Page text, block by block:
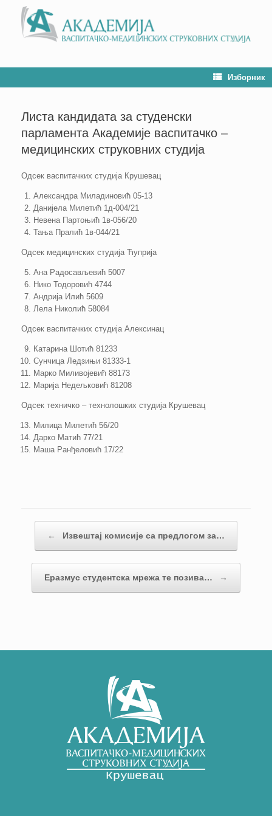
Изборник
Листа кандидата за студенски
парламента Академије васпитачко –
медицинских струковних студија
Одсек васпитачких студија Крушевац
Александра Миладиновић 05-13
Данијела Милетић 1д-004/21
Невена Партоњић 1в-056/20
Тања Пралић 1в-044/21
Одсек медицинских студија Ћуприја
Ана Радосављевић 5007
Нико Тодоровић 4744
Андрија Илић 5609
Лела Николић 58084
Одсек васпитачких студија Алексинац
Катарина Шотић 81233
Сунчица Ледзињи 81333-1
Марко Миливојевић 88173
Марија Недељковић 81208
Одсек техничко – технолошких студија Крушевац
Милица Милетић 56/20
Дарко Матић 77/21
Маша Ранђеловић 17/22
← Извештај комисије са предлогом за…
Еразмус студентска мрежа те позива… →